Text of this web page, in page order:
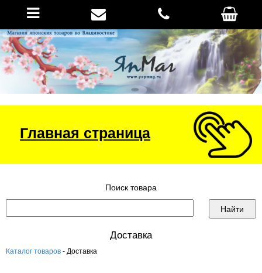
Главная страница
Поиск товара
Доставка
Каталог товаров - Доставка